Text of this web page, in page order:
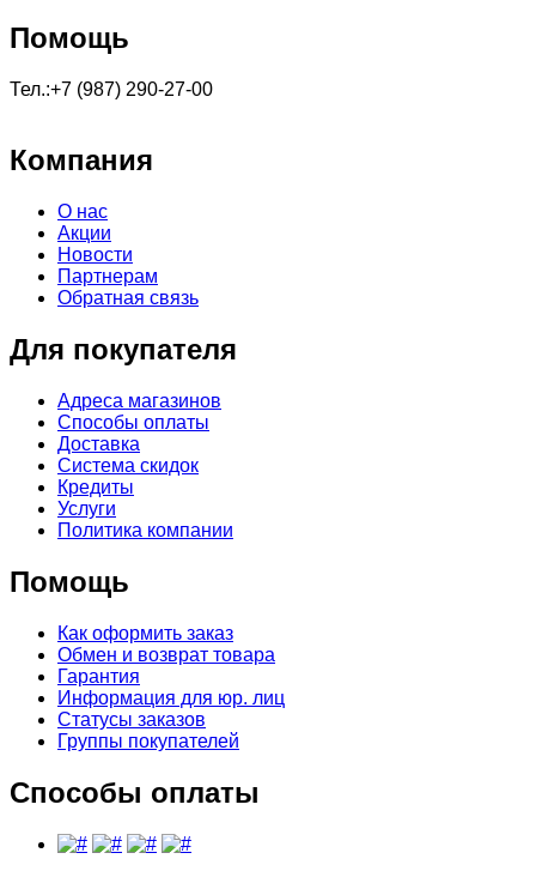
Помощь
Тел.:+7 (987) 290-27-00
Компания
О нас
Акции
Новости
Партнерам
Обратная связь
Для покупателя
Адреса магазинов
Способы оплаты
Доставка
Система скидок
Кредиты
Услуги
Политика компании
Помощь
Как оформить заказ
Обмен и возврат товара
Гарантия
Информация для юр. лиц
Статусы заказов
Группы покупателей
Способы оплаты